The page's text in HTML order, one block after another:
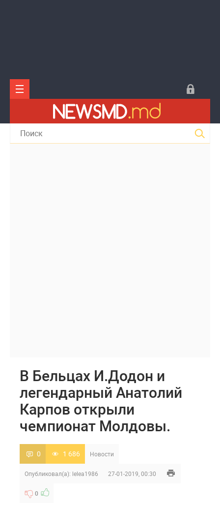
В Бельцах И.Додон и
легендарный Анатолий
Карпов открыли
чемпионат Молдовы.
0 1 686 Новости
Опубликовал(а): lelea1986 27-01-2019, 00:30
0